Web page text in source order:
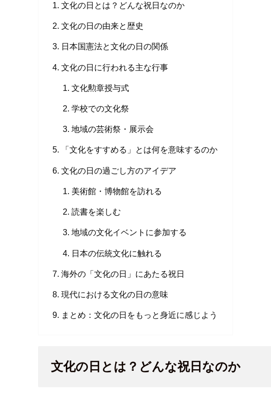
文化の日とは？どんな祝日なのか
文化の日の由来と歴史
日本国憲法と文化の日の関係
文化の日に行われる主な行事
文化勲章授与式
学校での文化祭
地域の芸術祭・展示会
「文化をすすめる」とは何を意味するのか
文化の日の過ごし方のアイデア
美術館・博物館を訪れる
読書を楽しむ
地域の文化イベントに参加する
日本の伝統文化に触れる
海外の「文化の日」にあたる祝日
現代における文化の日の意味
まとめ：文化の日をもっと身近に感じよう
文化の日とは？どんな祝日なのか